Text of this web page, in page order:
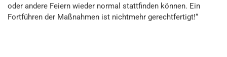
oder andere Feiern wieder normal stattfinden können. Ein
Fortführen der Maßnahmen ist nichtmehr gerechtfertigt!“